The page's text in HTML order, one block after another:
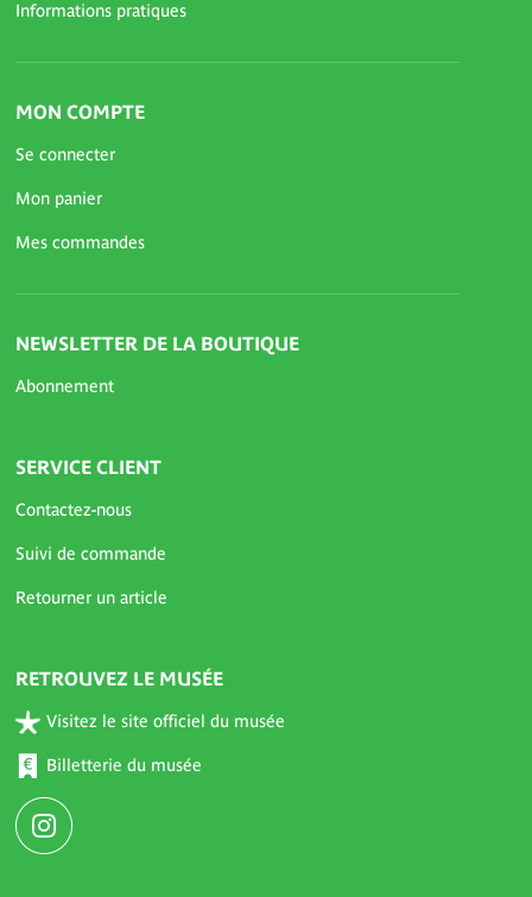
Informations pratiques
MON COMPTE
Se connecter
Mon panier
Mes commandes
NEWSLETTER DE LA BOUTIQUE
Abonnement
SERVICE CLIENT
Contactez-nous
Suivi de commande
Retourner un article
RETROUVEZ LE MUSÉE
Visitez le site officiel du musée
Billetterie du musée